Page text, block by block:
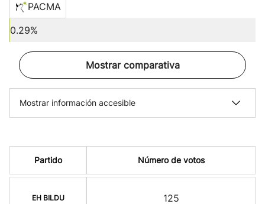
PACMA
0.29%
Mostrar comparativa
Mostrar información accesible
Partido
EH BILDU
Número de votos
125